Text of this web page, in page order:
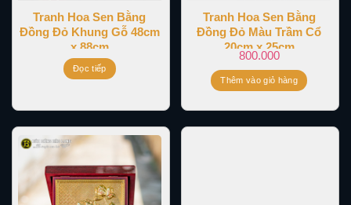
Tranh Hoa Sen Bằng
Đồng Đỏ Khung Gỗ 48cm
x 88cm
Đọc tiếp
Tranh Hoa Sen Bằng
Đồng Đỏ Màu Trầm Cổ
20cm x 25cm
800.000
Thêm vào giỏ hàng